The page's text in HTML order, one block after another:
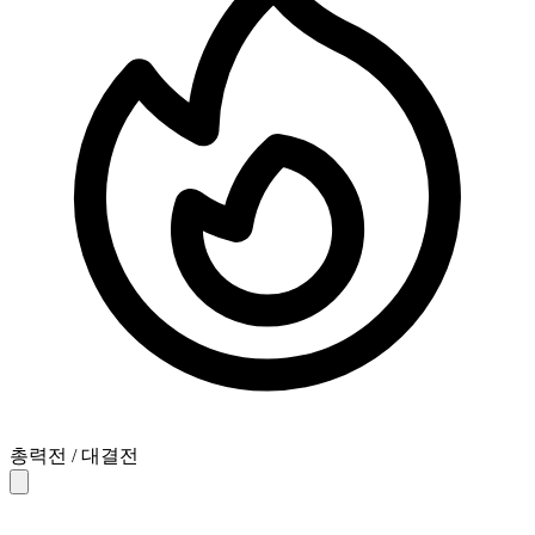
총력전 / 대결전